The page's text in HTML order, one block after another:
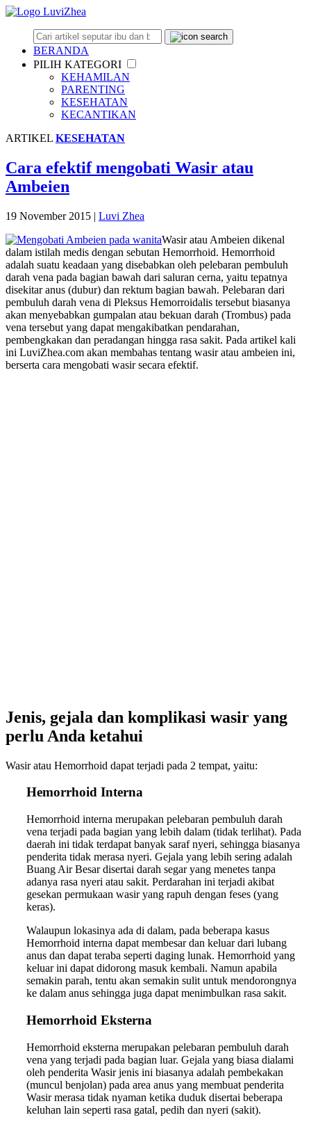
BERANDA
PILIH KATEGORI
KEHAMILAN
PARENTING
KESEHATAN
KECANTIKAN
ARTIKEL KESEHATAN
Cara efektif mengobati Wasir atau
Ambeien
19 November 2015 | Luvi Zhea
Wasir atau Ambeien dikenal
dalam istilah medis dengan sebutan Hemorrhoid. Hemorrhoid
adalah suatu keadaan yang disebabkan oleh pelebaran pembuluh
darah vena pada bagian bawah dari saluran cerna, yaitu tepatnya
disekitar anus (dubur) dan rektum bagian bawah. Pelebaran dari
pembuluh darah vena di Pleksus Hemorroidalis tersebut biasanya
akan menyebabkan gumpalan atau bekuan darah (Trombus) pada
vena tersebut yang dapat mengakibatkan pendarahan,
pembengkakan dan peradangan hingga rasa sakit. Pada artikel kali
ini LuviZhea.com akan membahas tentang wasir atau ambeien ini,
berserta cara mengobati wasir secara efektif.
Jenis, gejala dan komplikasi wasir yang
perlu Anda ketahui
Wasir atau Hemorrhoid dapat terjadi pada 2 tempat, yaitu:
Hemorrhoid Interna
Hemorrhoid interna merupakan pelebaran pembuluh darah
vena terjadi pada bagian yang lebih dalam (tidak terlihat). Pada
daerah ini tidak terdapat banyak saraf nyeri, sehingga biasanya
penderita tidak merasa nyeri. Gejala yang lebih sering adalah
Buang Air Besar disertai darah segar yang menetes tanpa
adanya rasa nyeri atau sakit. Perdarahan ini terjadi akibat
gesekan permukaan wasir yang rapuh dengan feses (yang
keras).
Walaupun lokasinya ada di dalam, pada beberapa kasus
Hemorrhoid interna dapat membesar dan keluar dari lubang
anus dan dapat teraba seperti daging lunak. Hemorrhoid yang
keluar ini dapat didorong masuk kembali. Namun apabila
semakin parah, tentu akan semakin sulit untuk mendorongnya
ke dalam anus sehingga juga dapat menimbulkan rasa sakit.
Hemorrhoid Eksterna
Hemorrhoid eksterna merupakan pelebaran pembuluh darah
vena yang terjadi pada bagian luar. Gejala yang biasa dialami
oleh penderita Wasir jenis ini biasanya adalah pembekakan
(muncul benjolan) pada area anus yang membuat penderita
Wasir merasa tidak nyaman ketika duduk disertai beberapa
keluhan lain seperti rasa gatal, pedih dan nyeri (sakit).